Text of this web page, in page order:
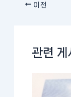
이전
관련 게